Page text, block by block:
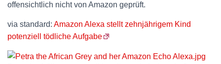
offensichtlich nicht von Amazon geprüft.
via standard: Amazon Alexa stellt zehnjährigem Kind
potenziell tödliche Aufgabe